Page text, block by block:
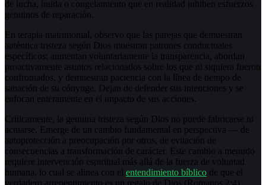
de lucha, huida o congelamiento que en realidad inhiben esfuerzos
genuinos de reparación.
En terapia matrimonial, observo que las parejas que demuestran
auténtica tristeza según Dios muestran patrones conductuales
específicos: aumentan voluntariamente la transparencia, abordan
proactivamente asuntos relacionados sobre los que ni siquiera fueron
confrontados, y demuestran paciencia con la línea de tiempo de
sanación de su cónyuge. Dejan de defender sus intenciones y se
enfocan enteramente en el impacto de sus acciones.
Críticamente, la genuina tristeza según Dios no puede fabricarse ni
actuarse. Emerge de un cambio fundamental en perspectiva — de
autoprotección a preocupación por otros, de evitación de
consecuencias a transformación de carácter. Este cambio a menudo
requiere intervención espiritual más allá de la fuerza de voluntad
humana, lo cual se alinea con el entendimiento bíblico de que el